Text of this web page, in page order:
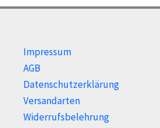
Impressum
AGB
Datenschutzerklärung
Versandarten
Widerrufsbelehrung